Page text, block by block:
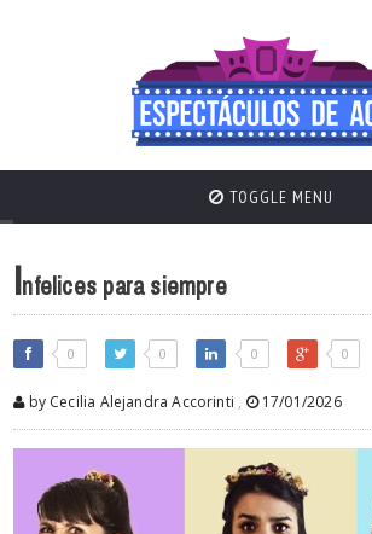
TOGGLE MENU
Infelices para siempre
0 0 0 0
by Cecilia Alejandra Accorinti , 17/01/2026